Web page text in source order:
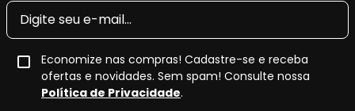
Economize nas compras! Cadastre-se e receba
ofertas e novidades. Sem spam! Consulte nossa
Política de Privacidade.